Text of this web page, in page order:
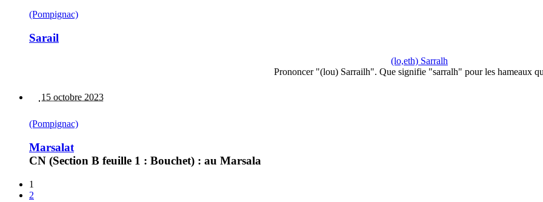
(Pompignac)
Sarail
(lo,eth) Sarralh
Prononcer "(lou) Sarrailh". Que signifie "sarralh" pour les hameaux
15 octobre 2023
(Pompignac)
Marsalat
CN (Section B feuille 1 : Bouchet) : au Marsala
1
2